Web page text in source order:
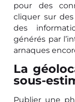
pour des
cliquer sur
des
générés par
arnaques
La
sous-
Publier une